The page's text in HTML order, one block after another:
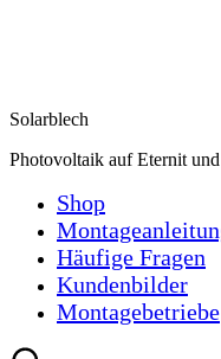
Solarblech
Photovoltaik auf Eternit
Shop
Häufige Fragen
Kundenbilder
Montagebetriebe